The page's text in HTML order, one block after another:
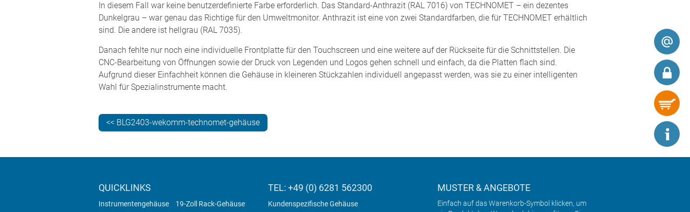
In diesem Fall war keine benutzerdefinierte Farbe erforderlich. Das Standard-Anthrazit (RAL 7016) von TECHNOMET – ein dezentes
Dunkelgrau – war genau das Richtige für den Umweltmonitor. Anthrazit ist eine von zwei Standardfarben, die für TECHNOMET erhältlich
sind. Die andere ist hellgrau (RAL 7035).
Danach fehlte nur noch eine individuelle Frontplatte für den Touchscreen und eine weitere auf der Rückseite für die Schnittstellen. Die
CNC-Bearbeitung von Öffnungen sowie der Druck von Legenden und Logos gehen schnell und einfach, da die Platten flach sind.
Aufgrund dieser Einfachheit können die Gehäuse in kleineren Stückzahlen individuell angepasst werden, was sie zu einer intelligenten
Wahl für Spezialinstrumente macht.
<< BLG2403-wekomm-technomet-gehäuse
QUICKLINKS
Instrumentengehäuse 19-Zoll Rack-Gehäuse
TEL: +49 (0) 6281 562300
Kundenspezifische Gehäuse
MUSTER & ANGEBOTE
Einfach auf das Warenkorb-Symbol klicken, um